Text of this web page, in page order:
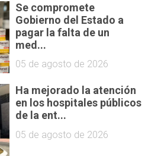
Se compromete
Gobierno del Estado a
pagar la falta de un
med...
05 de agosto de 2026
Ha mejorado la atención
en los hospitales públicos
de la ent...
05 de agosto de 2026